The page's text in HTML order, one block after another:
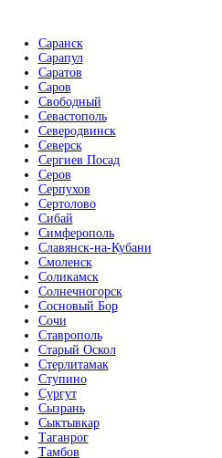
Саранск
Сарапул
Саратов
Саров
Свободный
Севастополь
Северодвинск
Северск
Сергиев Посад
Серов
Серпухов
Сертолово
Сибай
Симферополь
Славянск-на-Кубани
Смоленск
Соликамск
Солнечногорск
Сосновый Бор
Сочи
Ставрополь
Старый Оскол
Стерлитамак
Ступино
Сургут
Сызрань
Сыктывкар
Таганрог
Тамбов